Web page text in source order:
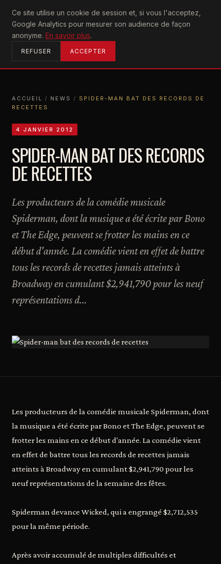
Ce site utilise un cookie de session et, si vous l'acceptez,
Google Analytics pour mesurer son audience de façon
anonyme. En savoir plus.
REFUSER ACCEPTER
U2achtung
ACCUEIL
ACCUEIL / NEWS / SPIDER-MAN BAT DES RECORDS DE
RECETTES
4 JANVIER 2012
SPIDER-MAN BAT DES RECORDS
DE RECETTES
Les producteurs de la comédie musicale
Spiderman, dont la musique a été écrite par Bono
et The Edge, peuvent se frotter les mains en ce
début d'année. La comédie vient en effet de battre
tous les records de recettes jamais atteints à
Broadway en cumulant $2,941,790 pour les neuf
représentations d...
Les producteurs de la comédie musicale Spiderman, dont
la musique a été écrite par Bono et The Edge, peuvent se
frotter les mains en ce début d'année. La comédie vient
en effet de battre tous les records de recettes jamais
atteints à Broadway en cumulant $2,941,790 pour les
neuf représentations de la semaine des fêtes.
Spiderman devance Wicked, qui a engrangé $2,712,535
pour la même période.
Après avoir accumulé de multiples difficultés et